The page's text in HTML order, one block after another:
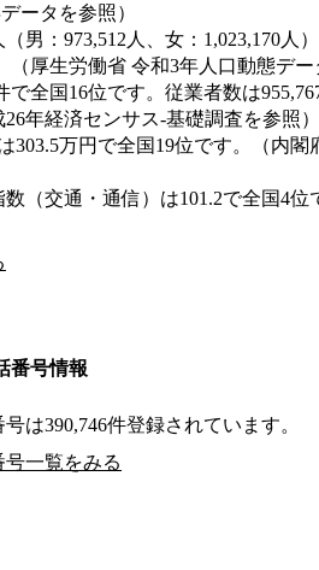
ータを参照）
男：973,512人、女：1,023,170人
（厚生労働省 令和3年人口動態デー
で全国16位です。従業者数は
年経済センサス‐基礎調査を参照）
303.5万円で全国19位です。（内
（交通・通信）は101.2で全国4
番号情報
は390,746件登録されています。
一覧をみる